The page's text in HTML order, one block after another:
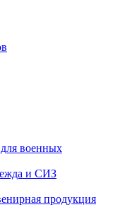
военных
и СИЗ
продукция